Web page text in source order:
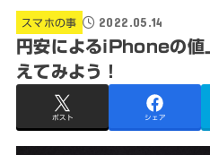
スマホの事 2022.05.14
円安によるiPhoneの値
えてみよう！
ポスト シェア